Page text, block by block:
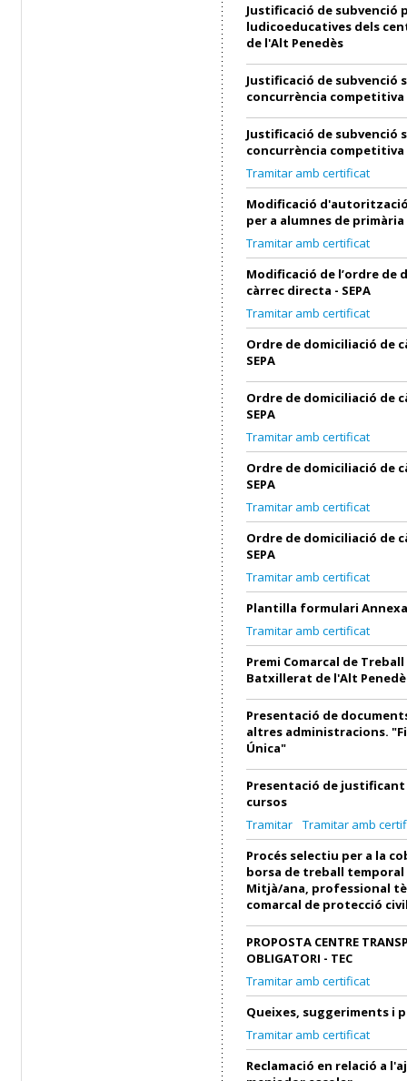
Justificació de subvenció
ludicoeducatives dels
de l'Alt Penedès
Justificació de subvenció
concurrència competitiva
Justificació de subvenció
concurrència competitiva
Tramitar amb certificat
Modificació
per a alumnes de primària
Tramitar amb certificat
Modificació de l’ordre de
càrrec directa - SEPA
Tramitar amb certificat
Ordre de domiciliació de
SEPA
Ordre de domiciliació de
SEPA
Tramitar amb certificat
Ordre de domiciliació de
SEPA
Tramitar amb certificat
Ordre de domiciliació de
SEPA
Tramitar amb certificat
Plantilla formulari Annexa
Tramitar amb certificat
Premi Comarcal de Treball
Batxillerat de l'Alt
Presentació de
altres administracions.
Única"
Presentació de
cursos
Tramitar
Tramitar amb
Procés selectiu per a la
borsa de treball temporal
Mitjà/ana, professional
comarcal de protecció
PROPOSTA CENTRE
OBLIGATORI - TEC
Tramitar amb certificat
Queixes, suggeriments i
Tramitar amb certificat
Reclamació en relació a